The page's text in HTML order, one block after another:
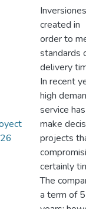
created in
order to
standards
delivery
In recent
high
service
make
projects
certainly
The
a term of 5